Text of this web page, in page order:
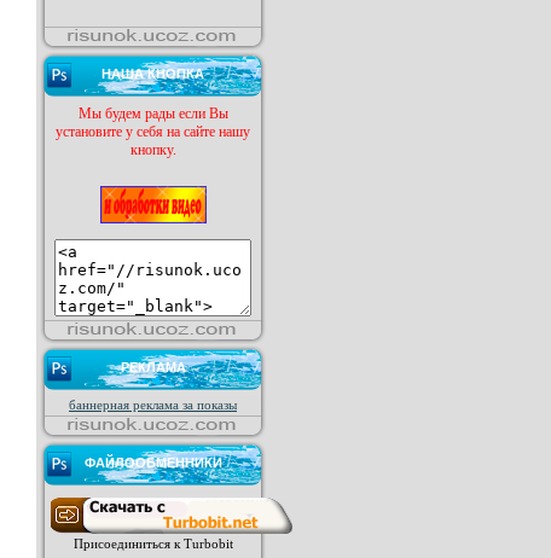
НАША КНОПКА
Мы будем рады если Вы
установите у себя на сайте нашу
кнопку.
РЕКЛАМА
баннерная реклама за показы
ФАЙЛООБМЕННИКИ
Присоединиться к Turbobit